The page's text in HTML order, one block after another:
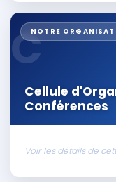
des divulgations • Former et sensibiliser le
personnel aux
d’intégrité, en
formation spécialisées •
d’éthique, de
déontologiques.
CNOTRE
Cellule
Conférences
Voir les détails de